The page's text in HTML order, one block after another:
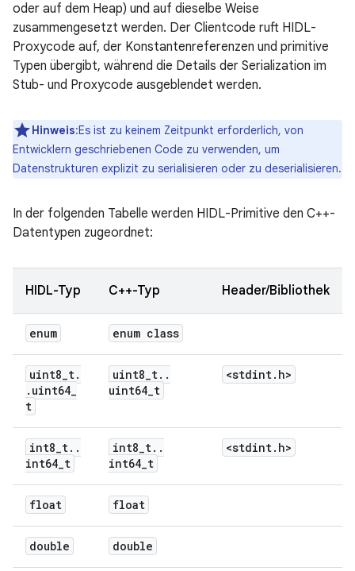
oder auf dem Heap) und auf dieselbe Weise
zusammengesetzt werden. Der Clientcode ruft HIDL-
Proxycode auf, der Konstantenreferenzen und primitive
Typen übergibt, während die Details der Serialization im
Stub- und Proxycode ausgeblendet werden.
Hinweis:Es ist zu keinem Zeitpunkt erforderlich, von
Entwicklern geschriebenen Code zu verwenden, um
Datenstrukturen explizit zu serialisieren oder zu deserialisieren.
In der folgenden Tabelle werden HIDL-Primitive den C++-
Datentypen zugeordnet:
HIDL-Typ C++-Typ Header/Bibliothek
enum enum class
uint8_t.
. uint64_
t
uint8_t. .
uint64_t
<stdint. h>
int8_t. .
int64_t
int8_t. .
int64_t
<stdint. h>
float float
double double